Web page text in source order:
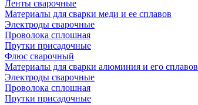
Ленты сварочные
Материалы для сварки меди и ее сплавов
Электроды сварочные
Проволока сплошная
Прутки присадочные
Флюс сварочный
Материалы для сварки алюминия и его сплавов
Электроды сварочные
Проволока сплошная
Прутки присадочные